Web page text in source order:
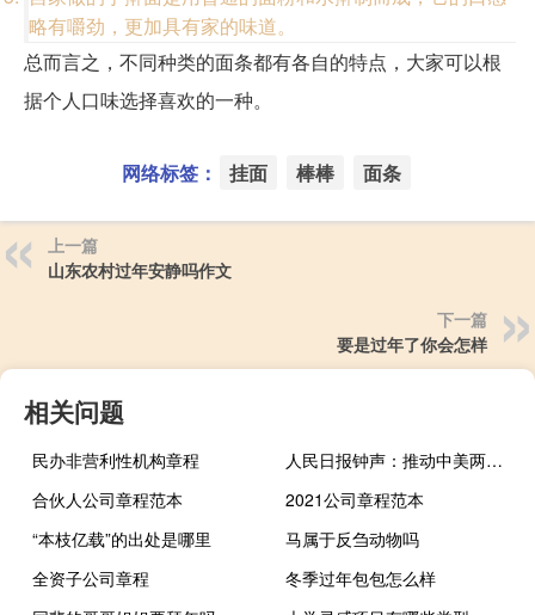
略有嚼劲，更加具有家的味道。
总而言之，不同种类的面条都有各自的特点，大家可以根
据个人口味选择喜欢的一种。
网络标签： 挂面 棒棒 面条
上一篇
山东农村过年安静吗作文
下一篇
要是过年了你会怎样
相关问题
民办非营利性机构章程
人民日报钟声：推动中美两国关系朝着健康、稳定、可持续的方向发展
合伙人公司章程范本
2021公司章程范本
“本枝亿载”的出处是哪里
马属于反刍动物吗
全资子公司章程
冬季过年包包怎么样